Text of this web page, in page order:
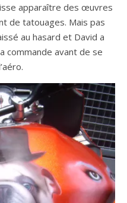
apparaître des œuvres
de tatouages. Mais pas
au hasard et David a
commande avant de se